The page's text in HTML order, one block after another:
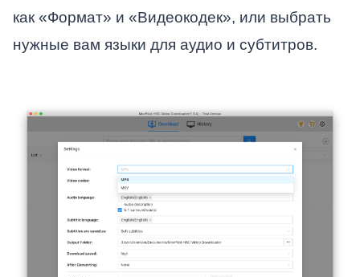
как «Формат» и «Видеокодек», или выбрать
нужные вам языки для аудио и субтитров.